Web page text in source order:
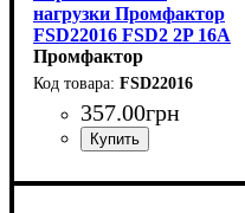
нагрузки Промфактор
FSD22016 FSD2 2P 16A
1-0-2
Промфактор
FSD22016
357.00грн
нагрузки